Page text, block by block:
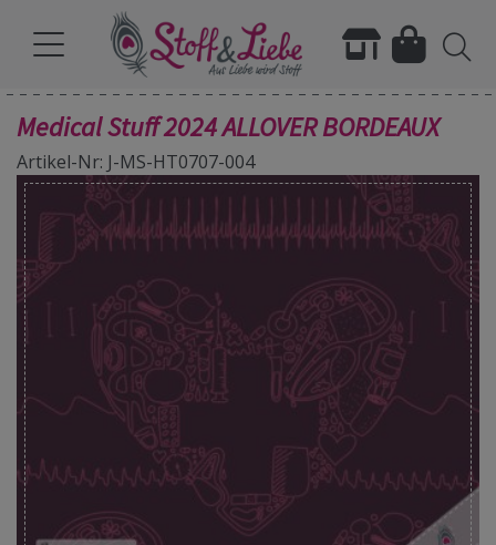
Medical Stuff 2024 ALLOVER BORDEAUX
Artikel-Nr: J-MS-HT0707-004